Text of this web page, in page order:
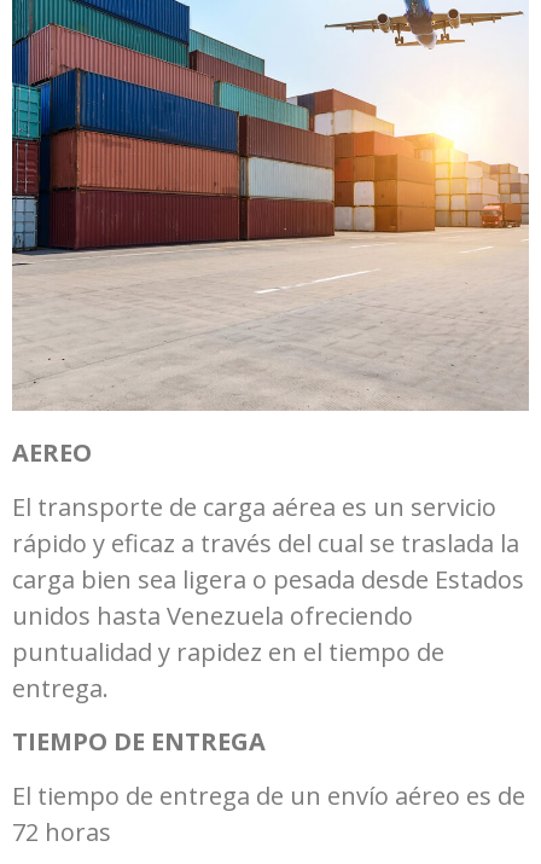
AEREO
El transporte de carga aérea es un servicio
rápido y eficaz a través del cual se traslada la
carga bien sea ligera o pesada desde Estados
unidos hasta Venezuela ofreciendo
puntualidad y rapidez en el tiempo de
entrega.
TIEMPO DE ENTREGA
El tiempo de entrega de un envío aéreo es de
72 horas